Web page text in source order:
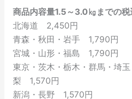
商品内容量1.5～3.0㎏までの税
北海道 2,450円
青森・秋田・岩手 1,790円
宮城・山形・福島 1,790円
東京・茨木・栃木・群馬・埼
梨 1,570円
新潟・長野 1,570円